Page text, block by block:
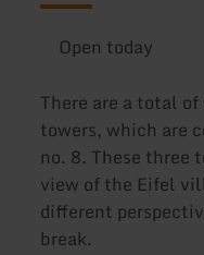
Open today
There are a total
towers, which are
no. 8. These three
view of the Eifel
different
break.